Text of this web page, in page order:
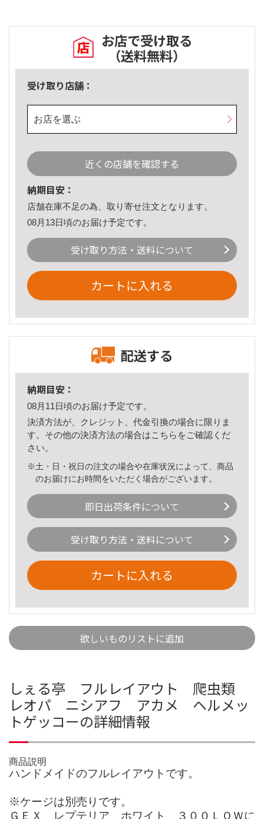
お店で受け取る
（送料無料）
受け取り店舗：
お店を選ぶ
近くの店舗を確認する
納期目安：
店舗在庫不足の為、取り寄せ注文となります。
08月13日頃のお届け予定です。
受け取り方法・送料について
カートに入れる
配送する
納期目安：
08月11日頃のお届け予定です。
決済方法が、クレジット、代金引換の場合に限りま
す。その他の決済方法の場合はこちら をご確認くだ
さい。
※土・日・祝日の注文の場合や在庫状況によって、商品
のお届けにお時間をいただく場合がございます。
即日出荷条件について
受け取り方法・送料について
カートに入れる
欲しいものリストに追加
しぇる亭 フルレイアウト 爬虫類
レオパ ニシアフ アカメ ヘルメッ
トゲッコーの詳細情報
商品説明
ハンドメイドのフルレイアウトです。
※ケージは別売りです。
ＧＥＸ レプテリア ホワイト ３００ＬＯＷに